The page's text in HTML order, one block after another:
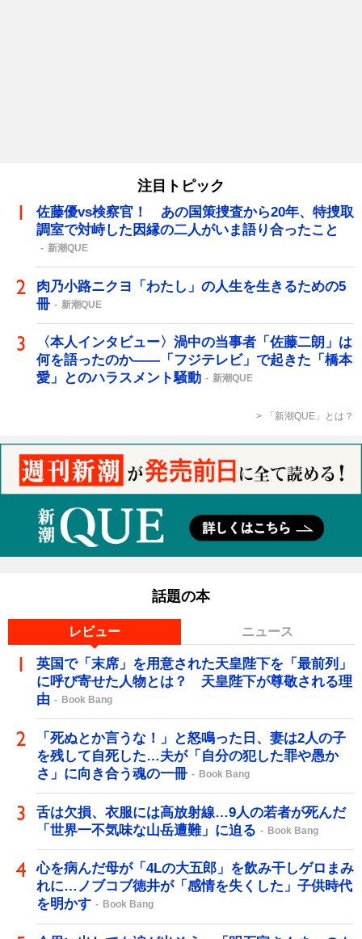
注目トピック
佐藤優vs検察官！ あの国策捜査から20年、特捜取
調室で対峙した因縁の二人がいま語り合ったこと
新潮QUE
肉乃小路ニクヨ「わたし」の人生を生きるための5
冊
新潮QUE
〈本人インタビュー〉渦中の当事者「佐藤二朗」は
何を語ったのか――「フジテレビ」で起きた「橋本
愛」とのハラスメント騒動
新潮QUE
「新潮QUE」とは？
話題の本
レビュー ニュース
英国で「末席」を用意された天皇陛下を「最前列」
に呼び寄せた人物とは？ 天皇陛下が尊敬される理
由
Book Bang
「死ぬとか言うな！」と怒鳴った日、妻は2人の子
を残して自死した…夫が「自分の犯した罪や愚か
さ」に向き合う魂の一冊
Book Bang
舌は欠損、衣服には高放射線…9人の若者が死んだ
「世界一不気味な山岳遭難」に迫る
Book Bang
心を病んだ母が「4Lの大五郎」を飲み干しゲロまみ
れに…ノブコブ徳井が「感情を失くした」子供時代
を明かす
Book Bang